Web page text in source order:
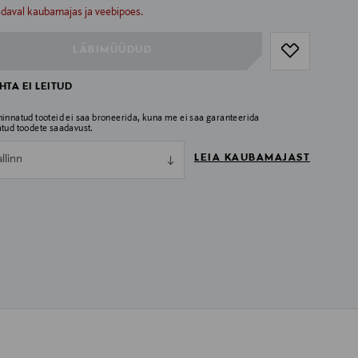
kaubamajas ja veebipoes.
EI LEITUD
tooteid ei saa broneerida, kuna me ei saa garanteerida
toodete saadavust.
LEIA KAUBAMAJAST